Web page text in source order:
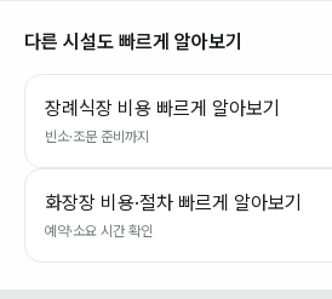
다른 시설도 빠르게 알아보기
장례식장 비용 빠르게 알아보기
빈소·조문 준비까지
화장장 비용·절차 빠르게 알아보기
예약·소요 시간 확인